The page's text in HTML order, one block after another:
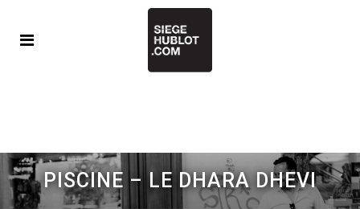
PISCINE – LE DHARA DHEVI